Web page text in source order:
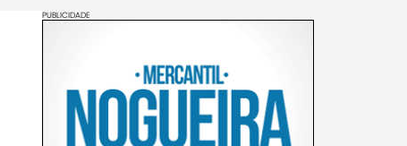
PUBLICIDADE